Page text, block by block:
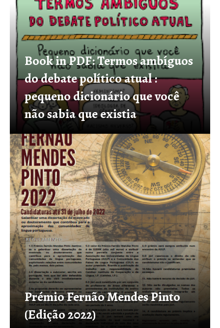
Book in PDF: Termos ambíguos
do debate político atual :
pequeno dicionário que você
não sabia que existia
Prémio Fernão Mendes Pinto
(Edição 2022)